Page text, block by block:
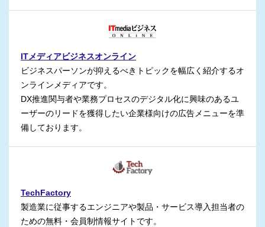
ITメディアビジネスオンライン
ビジネスパーソンが抑えるべきトピックを幅広く紹介するオ
ンラインメディアです。
DX推進関与者や業務プロセスのデジタル化に興味のあるユ
ーザーのリードを獲得したい企業様向けの広告メニューを準
備しております。
TechFactory
製造業に従事するエンジニアや製品・サービス導入担当者の
ための無料・会員制情報サイトです。